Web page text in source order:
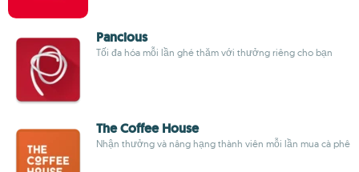
Pancious
Tối đa hóa mỗi lần ghé thăm với thưởng riêng cho bạn
The Coffee House
Nhận thưởng và nâng hạng thành viên mỗi lần mua cà phê